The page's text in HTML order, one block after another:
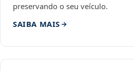
preservando o seu veículo.
SAIBA MAIS